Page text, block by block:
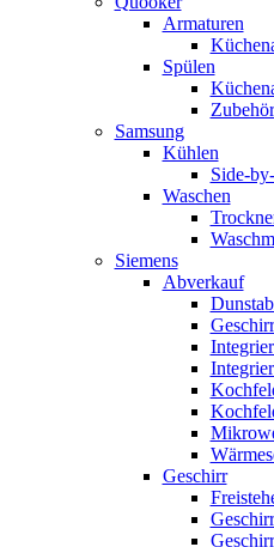
Armaturen
Spülen
Zubehör
Samsung
Kühlen
Side-
Waschen
Siemens
Abverkauf
Geschirr